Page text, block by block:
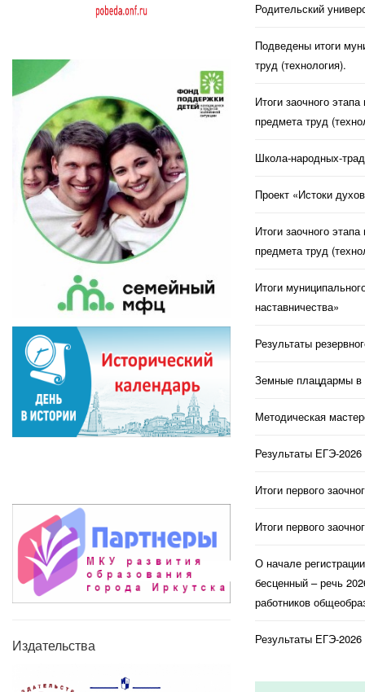
Издательства
Родительский
Подведены итоги
труд (технология).
Итоги заочного
предмета труд
Школа-народных-
Проект «Истоки
Итоги заочного
предмета труд
Итоги
наставничества»
Результаты
Земные плацдармы в
Методическая
Результаты ЕГЭ-
Итоги первого
Итоги первого
О начале
бесценный – речь
работников
Результаты ЕГЭ-